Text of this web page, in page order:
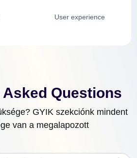
User experience
Questions
GYIK szekciónk mindent
van a megalapozott